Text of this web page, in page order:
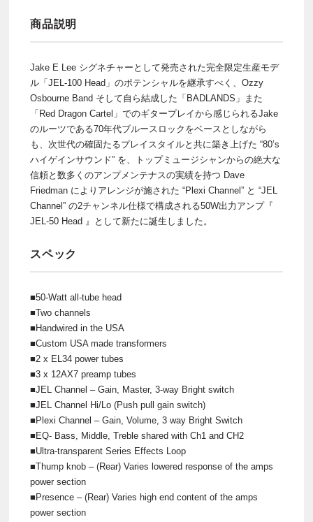
商品説明
Jake E Lee シグネチャーとして発売された完全限定生産モデ
ル「JEL-100 Head」のポテンシャルを継承すべく、Ozzy
Osbourne Band そして自ら結成した「BADLANDS」また
「Red Dragon Cartel」でのギタープレイから感じられるJake
のルーツである70年代ブルースロックをベースとしながら
も、次世代の確固たるプレイスタイルと共に築き上げた “80’s
ハイゲインサウンド” を、トップミュージシャンからの絶大な
信頼と数多くのアンプメンテナスの実績を持つ Dave
Friedman によりアレンジが施された “Plexi Channel” と “JEL
Channel” の2チャンネル仕様で構成される50W出力アンプ『
JEL-50 Head 』として新たに誕生しました。
スペック
■50-Watt all-tube head
■Two channels
■Handwired in the USA
■Custom USA made transformers
■2 x EL34 power tubes
■3 x 12AX7 preamp tubes
■JEL Channel – Gain, Master, 3-way Bright switch
■JEL Channel Hi/Lo (Push pull gain switch)
■Plexi Channel – Gain, Volume, 3 way Bright Switch
■EQ- Bass, Middle, Treble shared with Ch1 and CH2
■Ultra-transparent Series Effects Loop
■Thump knob – (Rear) Varies lowered response of the amps
power section
■Presence – (Rear) Varies high end content of the amps
power section